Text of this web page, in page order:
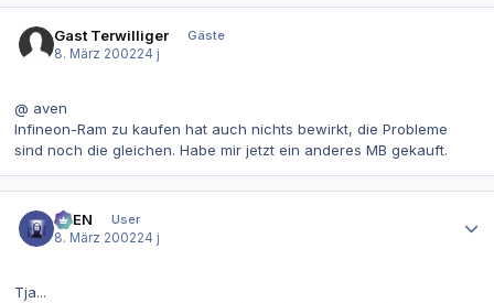
Gast Terwilliger
Gäste
8. März 200224 j
@ aven
Infineon-Ram zu kaufen hat auch nichts bewirkt, die Probleme
sind noch die gleichen. Habe mir jetzt ein anderes MB gekauft.
AVEN
User
8. März 200224 j
Tja...